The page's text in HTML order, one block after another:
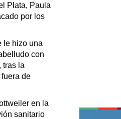
Plata, Paula
por los
le hizo una
con
tras la
de
en la
sanitario